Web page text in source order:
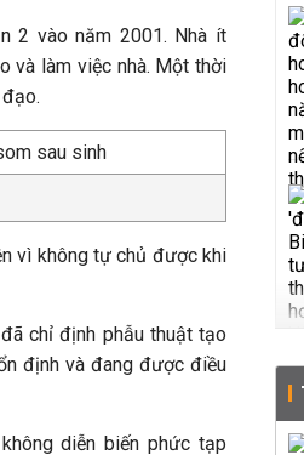
2 vào năm 2001. Nhà ít
và làm việc nhà. Một thời
vì không tự chủ được khi
chỉ định phẫu thuật tạo
định và đang được điều
diễn biến phức tạp